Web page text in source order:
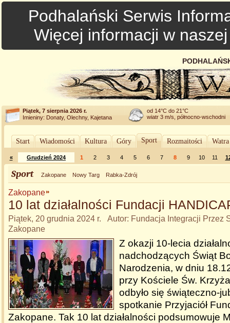
Podhalański Serwis
Więcej informacji w
Piątek, 7 sierpnia 2026 r.
Imieniny: Donaty, Olechny, Kajetana
od 14°C do 21°C
wiatr 3 m/s, północno-wschodni
Start Wiadomości Kultura Góry Sport Rozmaitości
« Grudzień 2024 1 2 3 4 5 6 7 8 9 10 11
Sport Zakopane Nowy Targ Rabka-Zdrój
Zakopane
10 lat działalności Fundacji
Piątek, 20 grudnia 2024 r. Autor: Fundacja Integracji Przez
Zakopane
Z okazji 10-lecia
nadchodzących Świąt
Narodzenia, w dniu
przy Kościele Św.
odbyło się świąteczno-
spotkanie Przyjaciół
Zakopane. Tak 10 lat działalności podsumowuje